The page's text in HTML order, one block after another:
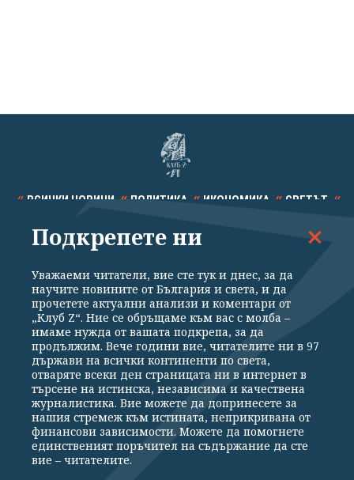
ВСИЧКИ НОВИНИ ПОЛИТИКА ИКОНОМИКА СВЕТЪТ
СПОРТ КУЛТУРА ТЕХНОЛОГИИ КАЛЕЙДОСКОП
Общи условия
Политика за поверителност
Реклама
Партньори Контакти
За Клуб Z
Екип
Подкрепете ни
Издател на www.clubz.bg е „Клуб Зебра Медия“ ЕООД, София, ул. "Алеко
Константинов" 3. Всички права запазени 2026 „Клуб Зебра Медия“
Подкрепете ни
Уважаеми читатели, вие сте тук и днес, за да
научите новините от България и света, и да
прочетете актуални анализи и коментари от
„Клуб Z“. Ние се обръщаме към вас с молба –
имаме нужда от вашата подкрепа, за да
продължим. Вече години вие, читателите ни в 97
държави на всички континенти по света,
отваряте всеки ден страницата ни в интернет в
търсене на истинска, независима и качествена
журналистика. Вие можете да допринесете за
нашия стремеж към истината, неприкривана от
финансови зависимости. Можете да помогнете
единственият поръчител на съдържание да сте
вие – читателите.